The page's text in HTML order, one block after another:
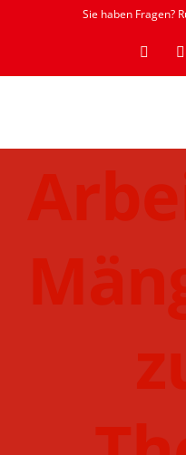
springen
Sie haben Fragen?